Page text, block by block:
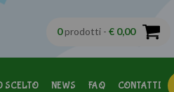
0prodotti -€ 0,00
SCELTO NEWS FAQ CONTATTI